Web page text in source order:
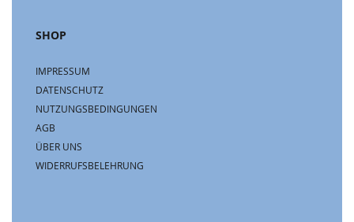
SHOP
IMPRESSUM
DATENSCHUTZ
NUTZUNGSBEDINGUNGEN
AGB
ÜBER UNS
WIDERRUFSBELEHRUNG